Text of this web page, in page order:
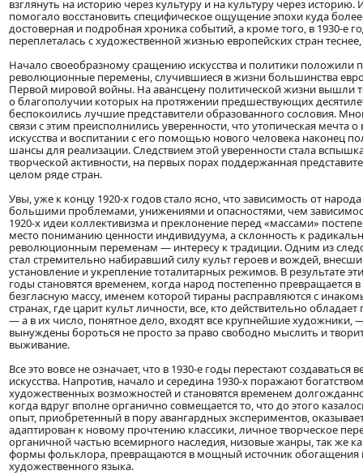
взглянуть на историю через культуру и на культуру через историю.
помогало восстановить специфическое ощущение эпохи куда
достоверная и подробная хроника событий, а кроме того, в 1930-е
переплеталась с художественной жизнью европейских стран
Начало своеобразному сращению искусства и политики положили
революционные перемены, случившиеся в жизни большинства
Первой мировой войны. На авансцену политической жизни вышли
о благополучии которых на протяжении предшествующих
беспокоились лучшие представители образованного сословия.
связи с этим преисполнились уверенности, что утопическая мечта
искусства и воспитании с его помощью нового человека наконец
шансы для реализации. Следствием этой уверенности стала
творческой активности, на первых порах поддержанная
целом ряде стран.
Увы, уже к концу 1920-х годов стало ясно, что зависимость от
большими проблемами, унижениями и опасностями, чем
1920-х идеи коллективизма и преклонение перед «массами»
место пониманию ценности индивидуума, а склонность к
революционным переменам — интересу к традиции. Одним из
стал стремительно набиравший силу культ героев и вождей,
установление и укрепление тоталитарных режимов. В результате
годы становятся временем, когда народ постепенно превращается
безгласную массу, именем которой тираны расправляются с
странах, где царит культ личности, все, кто действительно
— а в их число, понятное дело, входят все крупнейшие художники,
вынуждены бороться не просто за право свободно мыслить и
выживание.
Все это вовсе не означает, что в 1930-е годы перестают создаваться
искусства. Напротив, начало и середина 1930-х поражают
художественных возможностей и становятся временем
когда вдруг вполне органично совмещается то, что до этого
опыт, приобретенный в пору авангардных экспериментов,
адаптирован к новому прочтению классики, личное творческое
органичной частью всемирного наследия, низовые жанры, так же
формы фольклора, превращаются в мощный источник обогащения
художественного языка.